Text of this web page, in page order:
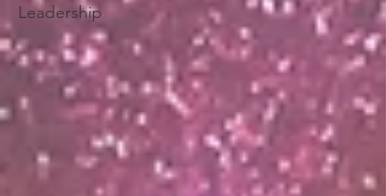
Leadership